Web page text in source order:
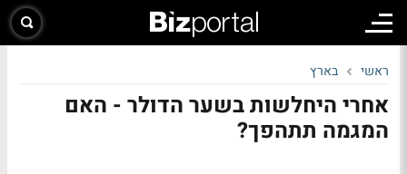
ראשי בארץ
אחרי היחלשות בשער הדולר - האם
המגמה תתהפך?